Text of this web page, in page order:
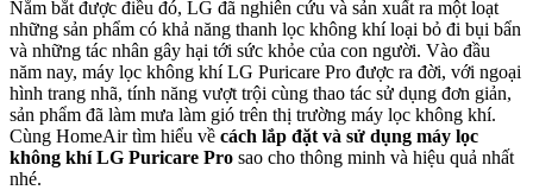
Nắm bắt được điều đó, LG đã nghiên cứu và sản xuất ra một loạt
những sản phẩm có khả năng thanh lọc không khí loại bỏ đi bụi bẩn
và những tác nhân gây hại tới sức khỏe của con người. Vào đầu
năm nay, máy lọc không khí LG Puricare Pro được ra đời, với ngoại
hình trang nhã, tính năng vượt trội cùng thao tác sử dụng đơn giản,
sản phẩm đã làm mưa làm gió trên thị trường máy lọc không khí.
Cùng HomeAir tìm hiểu về cách lắp đặt và sử dụng máy lọc
không khí LG Puricare Pro sao cho thông minh và hiệu quả nhất
nhé.